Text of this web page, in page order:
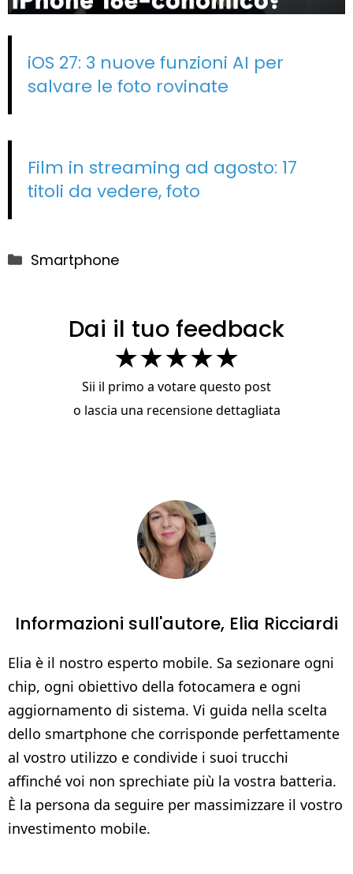
iOS 27: 3 nuove funzioni AI per
salvare le foto rovinate
Film in streaming ad agosto: 17
titoli da vedere, foto
Categorie
Smartphone
Dai il tuo feedback
★★★★★
Sii il primo a votare questo post
o lascia una recensione dettagliata
Informazioni sull'autore, Elia Ricciardi
Elia è il nostro esperto mobile. Sa sezionare ogni
chip, ogni obiettivo della fotocamera e ogni
aggiornamento di sistema. Vi guida nella scelta
dello smartphone che corrisponde perfettamente
al vostro utilizzo e condivide i suoi trucchi
affinché voi non sprechiate più la vostra batteria.
È la persona da seguire per massimizzare il vostro
investimento mobile.